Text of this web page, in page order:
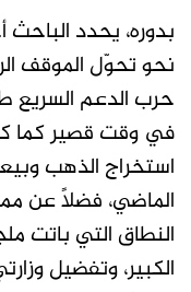
بدوره، يحدد
نحو تحوّل الموقف
حرب الدعم السريع
في وقت قصير كما
استخراج الذهب
الماضي، فضلاً عن
النطاق التي باتت
الكبير، وتفضيل